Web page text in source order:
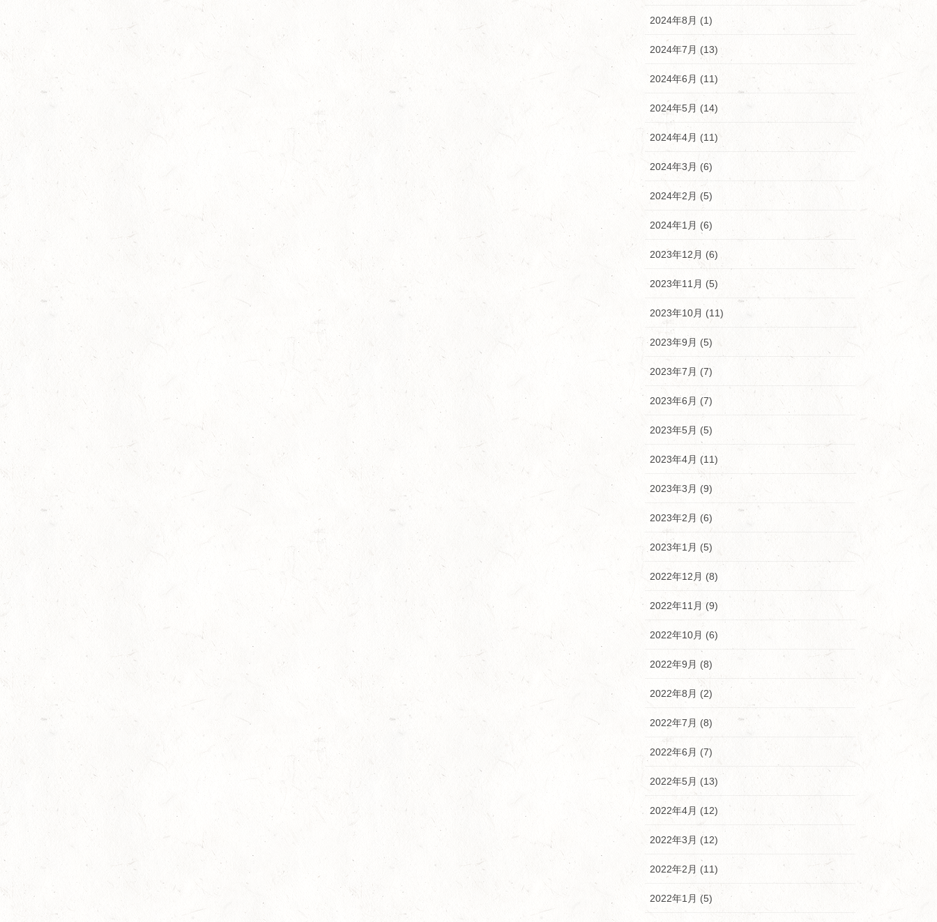
2024年8月 (1)
2024年7月 (13)
2024年6月 (11)
2024年5月 (14)
2024年4月 (11)
2024年3月 (6)
2024年2月 (5)
2024年1月 (6)
2023年12月 (6)
2023年11月 (5)
2023年10月 (11)
2023年9月 (5)
2023年7月 (7)
2023年6月 (7)
2023年5月 (5)
2023年4月 (11)
2023年3月 (9)
2023年2月 (6)
2023年1月 (5)
2022年12月 (8)
2022年11月 (9)
2022年10月 (6)
2022年9月 (8)
2022年8月 (2)
2022年7月 (8)
2022年6月 (7)
2022年5月 (13)
2022年4月 (12)
2022年3月 (12)
2022年2月 (11)
2022年1月 (5)